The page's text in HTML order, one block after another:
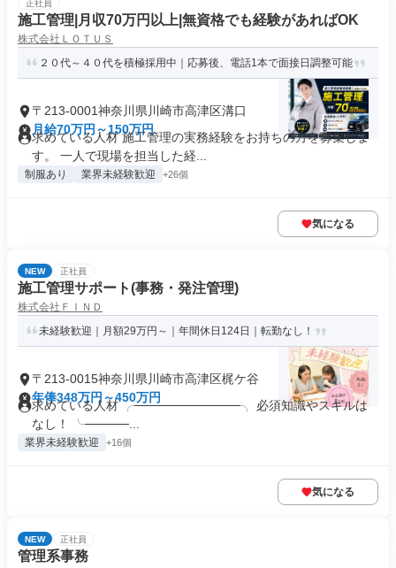
正社員
施工管理|月収70万円以上|無資格でも経験があればOK
株式会社ＬＯＴＵＳ
２０代～４０代を積極採用中｜応募後、電話1本で面接日調整可能
〒213-0001神奈川県川崎市高津区溝口
月給70万円～150万円
求めている人材 施工管理の実務経験をお持ちの方を募集しま
す。 一人で現場を担当した経...
制服あり 業界未経験歓迎 +26個
気になる
NEW 正社員
施工管理サポート(事務・発注管理)
株式会社ＦＩＮＤ
未経験歓迎｜月額29万円～｜年間休日124日｜転勤なし！
〒213-0015神奈川県川崎市高津区梶ケ谷
年俸348万円～450万円
求めている人材 ╭────────────╮ 必須知識やスキルは
なし！ ╰─────...
業界未経験歓迎 +16個
気になる
NEW 正社員
管理系事務